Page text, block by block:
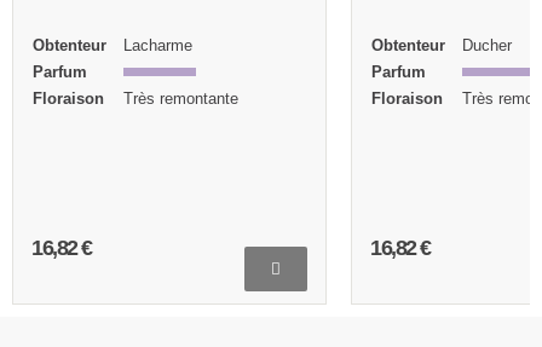
Obtenteur
Lacharme
Parfum
Floraison
Très remontante
16,82 €
Obtenteur
Ducher
Parfum
Floraison
Très
16,82 €